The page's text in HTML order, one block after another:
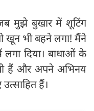
मुझे बुखार में शूटिंग
खून भी बहने लगा! मैंने
दिया। बाधाओं के
हैं और अपने अभिनय
हैं।